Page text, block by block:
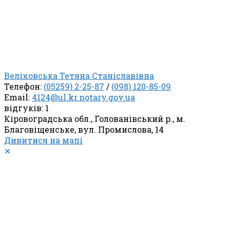
Веліховська Тетяна Станіславівна
Телефон: (05259) 2-25-87 / (098) 120-85-09
Email: 4124@ul.kr.notary.gov.ua
відгуків: 1
Кіровоградська обл., Голованівський р., м.
Благовіщенське, вул. Промислова, 14
Дивитися на мапі
✕